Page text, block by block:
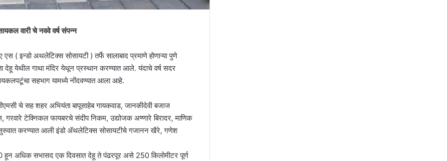
वारी चे नववे वर्ष संपन्न
( इन्डो अथलेटिक्स सोसायटी ) तर्फे सालाबाद प्रमाणे होणाऱ्या पुणे
देहू येथील गाथा मंदिर येथून प्रस्थान करण्यात आले. यंदाचे वर्ष सदर
सहभाग यामध्ये नोंदवण्यात आला आहे.
चे सह शहर अभियंता बापूसाहेब गायकवाड, जानकीदेवी बजाज
गरवारे टेक्निकल फायबरचे संदीप निकम, उद्योजक अण्णारे बिरादर, माणिक
करण्यात आली इंडो ॲथलेटिक्स सोसायटीचे गजानन खैरे, गणेश
हून अधिक सभासद एक दिवसात देहू ते पंढरपूर असे 250 किलोमीटर पूर्ण